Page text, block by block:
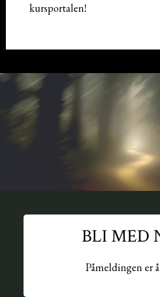
kursportalen!
BLI MED
Påmeldingen er